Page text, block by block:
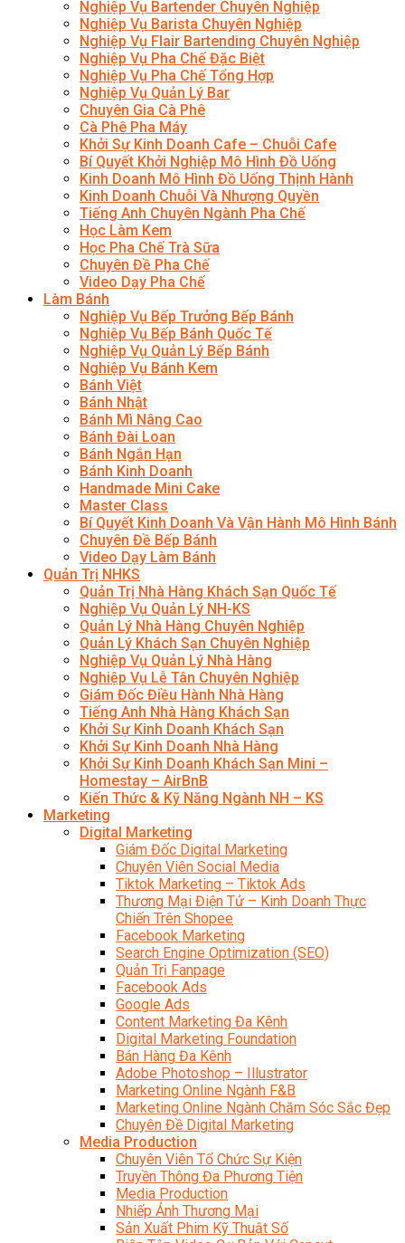
Nghiệp Vụ Bartender Chuyên Nghiệp
Nghiệp Vụ Barista Chuyên Nghiệp
Nghiệp Vụ Flair Bartending Chuyên Nghiệp
Nghiệp Vụ Pha Chế Đặc Biệt
Nghiệp Vụ Pha Chế Tổng Hợp
Nghiệp Vụ Quản Lý Bar
Chuyên Gia Cà Phê
Cà Phê Pha Máy
Khởi Sự Kinh Doanh Cafe – Chuỗi Cafe
Bí Quyết Khởi Nghiệp Mô Hình Đồ Uống
Kinh Doanh Mô Hình Đồ Uống Thịnh Hành
Kinh Doanh Chuỗi Và Nhượng Quyền
Tiếng Anh Chuyên Ngành Pha Chế
Học Làm Kem
Học Pha Chế Trà Sữa
Chuyên Đề Pha Chế
Video Dạy Pha Chế
Làm Bánh
Nghiệp Vụ Bếp Trưởng Bếp Bánh
Nghiệp Vụ Bếp Bánh Quốc Tế
Nghiệp Vụ Quản Lý Bếp Bánh
Nghiệp Vụ Bánh Kem
Bánh Việt
Bánh Nhật
Bánh Mì Nâng Cao
Bánh Đài Loan
Bánh Ngắn Hạn
Bánh Kinh Doanh
Handmade Mini Cake
Master Class
Bí Quyết Kinh Doanh Và Vận Hành Mô Hình Bánh
Chuyên Đề Bếp Bánh
Video Dạy Làm Bánh
Quản Trị NHKS
Quản Trị Nhà Hàng Khách Sạn Quốc Tế
Nghiệp Vụ Quản Lý NH-KS
Quản Lý Nhà Hàng Chuyên Nghiệp
Quản Lý Khách Sạn Chuyên Nghiệp
Nghiệp Vụ Quản Lý Nhà Hàng
Nghiệp Vụ Lễ Tân Chuyên Nghiệp
Giám Đốc Điều Hành Nhà Hàng
Tiếng Anh Nhà Hàng Khách Sạn
Khởi Sự Kinh Doanh Khách Sạn
Khởi Sự Kinh Doanh Nhà Hàng
Khởi Sự Kinh Doanh Khách Sạn Mini –
Homestay – AirBnB
Kiến Thức & Kỹ Năng Ngành NH – KS
Marketing
Digital Marketing
Giám Đốc Digital Marketing
Chuyên Viên Social Media
Tiktok Marketing – Tiktok Ads
Thương Mại Điện Tử – Kinh Doanh Thực
Chiến Trên Shopee
Facebook Marketing
Search Engine Optimization (SEO)
Quản Trị Fanpage
Facebook Ads
Google Ads
Content Marketing Đa Kênh
Digital Marketing Foundation
Bán Hàng Đa Kênh
Adobe Photoshop – Illustrator
Marketing Online Ngành F&B
Marketing Online Ngành Chăm Sóc Sắc Đẹp
Chuyên Đề Digital Marketing
Media Production
Chuyên Viên Tổ Chức Sự Kiện
Truyền Thông Đa Phương Tiện
Media Production
Nhiếp Ảnh Thương Mại
Sản Xuất Phim Kỹ Thuật Số